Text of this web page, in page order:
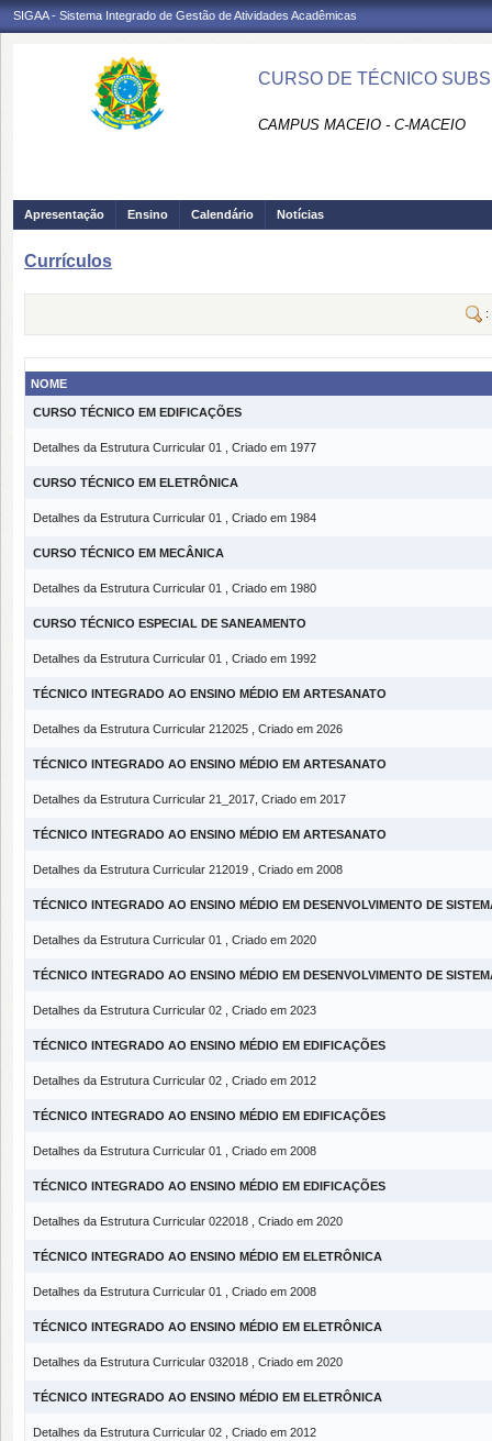
SIGAA - Sistema Integrado de Gestão de Atividades Acadêmicas
CURSO DE TÉCNICO
CAMPUS MACEIO - C-MACEIO
Apresentação Ensino Calendário Notícias
Currículos
:
NOME
CURSO TÉCNICO EM EDIFICAÇÕES
Detalhes da Estrutura Curricular 01 , Criado em 1977
CURSO TÉCNICO EM ELETRÔNICA
Detalhes da Estrutura Curricular 01 , Criado em 1984
CURSO TÉCNICO EM MECÂNICA
Detalhes da Estrutura Curricular 01 , Criado em 1980
CURSO TÉCNICO ESPECIAL DE SANEAMENTO
Detalhes da Estrutura Curricular 01 , Criado em 1992
TÉCNICO INTEGRADO AO ENSINO MÉDIO EM ARTESANATO
Detalhes da Estrutura Curricular 212025 , Criado em 2026
TÉCNICO INTEGRADO AO ENSINO MÉDIO EM ARTESANATO
Detalhes da Estrutura Curricular 21_2017, Criado em 2017
TÉCNICO INTEGRADO AO ENSINO MÉDIO EM ARTESANATO
Detalhes da Estrutura Curricular 212019 , Criado em 2008
TÉCNICO INTEGRADO AO ENSINO MÉDIO EM DESENVOLVIMENTO DE
Detalhes da Estrutura Curricular 01 , Criado em 2020
TÉCNICO INTEGRADO AO ENSINO MÉDIO EM DESENVOLVIMENTO DE
Detalhes da Estrutura Curricular 02 , Criado em 2023
TÉCNICO INTEGRADO AO ENSINO MÉDIO EM EDIFICAÇÕES
Detalhes da Estrutura Curricular 02 , Criado em 2012
TÉCNICO INTEGRADO AO ENSINO MÉDIO EM EDIFICAÇÕES
Detalhes da Estrutura Curricular 01 , Criado em 2008
TÉCNICO INTEGRADO AO ENSINO MÉDIO EM EDIFICAÇÕES
Detalhes da Estrutura Curricular 022018 , Criado em 2020
TÉCNICO INTEGRADO AO ENSINO MÉDIO EM ELETRÔNICA
Detalhes da Estrutura Curricular 01 , Criado em 2008
TÉCNICO INTEGRADO AO ENSINO MÉDIO EM ELETRÔNICA
Detalhes da Estrutura Curricular 032018 , Criado em 2020
TÉCNICO INTEGRADO AO ENSINO MÉDIO EM ELETRÔNICA
Detalhes da Estrutura Curricular 02 , Criado em 2012